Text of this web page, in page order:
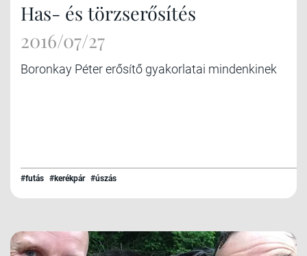
Has- és törzserősítés
2016/07/27
Boronkay Péter erősítő gyakorlatai mindenkinek
#futás #kerékpár #úszás